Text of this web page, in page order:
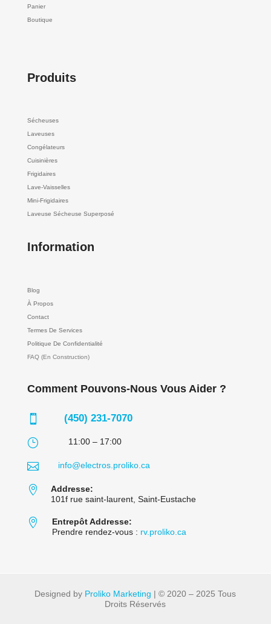
Panier
Boutique
Produits
Sécheuses
Laveuses
Congélateurs
Cuisinières
Frigidaires
Lave-Vaisselles
Mini-Frigidaires
Laveuse Sécheuse Superposé
Information
Blog
À Propos
Contact
Termes De Services
Politique De Confidentialité
FAQ (En Construction)
Comment Pouvons-Nous Vous Aider ?
 (450) 231-7070
} 11:00 – 17:00
 info@electros.proliko.ca

Addresse:
101f rue saint-laurent, Saint-Eustache

Entrepôt Addresse:
Prendre rendez-vous : rv.proliko.ca
Designed by Proliko Marketing | © 2020 – 2025 Tous
Droits Réservés